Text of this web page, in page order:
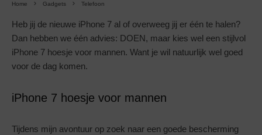
Home Gadgets Telefoon
Heb jij de nieuwe iPhone 7 al of overweeg jij er één te halen?
Dan hebben we één advies: DOEN, maar kies wel een stijlvol
iPhone 7 hoesje voor mannen. Want je wil natuurlijk wel goed
voor de dag komen.
iPhone 7 hoesje voor mannen
Tijdens mijn avontuur op zoek naar een goede bescherming